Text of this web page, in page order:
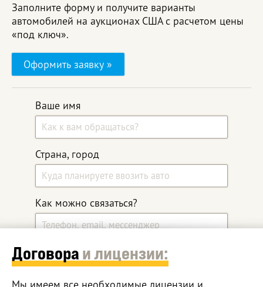
Заполните форму и получите варианты
автомобилей на аукционах США с расчетом цены
«под ключ».
Ваше имя
Страна, город
Как можно связаться?
Какой автомобиль ищите?
Оформить заявку »
Договораи лицензии:
Мы имеем все необходимые лицензии и